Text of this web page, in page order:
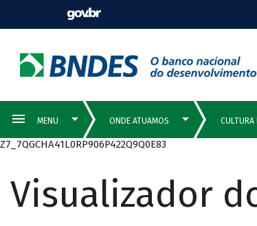
Z7_7QGCHA41L0RP906P422Q9Q0E83
Visualizador